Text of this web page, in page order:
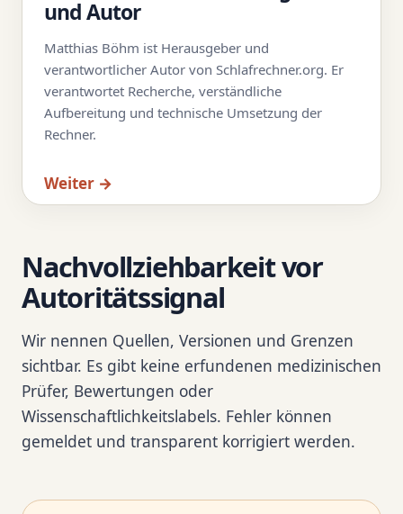
und Autor
Matthias Böhm ist Herausgeber und
verantwortlicher Autor von Schlafrechner.org. Er
verantwortet Recherche, verständliche
Aufbereitung und technische Umsetzung der
Rechner.
Weiter →
Nachvollziehbarkeit vor
Autoritätssignal
Wir nennen Quellen, Versionen und Grenzen
sichtbar. Es gibt keine erfundenen medizinischen
Prüfer, Bewertungen oder
Wissenschaftlichkeitslabels. Fehler können
gemeldet und transparent korrigiert werden.